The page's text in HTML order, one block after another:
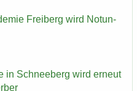
Frei­berg wird Not­un­
in Schnee­berg wird er­neut